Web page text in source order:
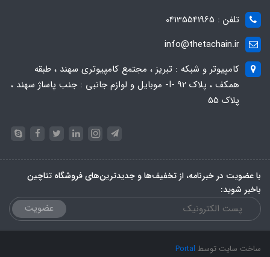
تلفن : 04135541965
info@thetachain.ir
کامپیوتر و شبکه : تبریز ، مجتمع کامپیوتری سهند ، طبقه
همکف ، پلاک 92 -I- موبایل و لوازم جانبی : جنب پاساژ سهند ،
پلاک 55
با عضویت در خبرنامه، از تخفیف‌ها و جدیدترین‌های فروشگاه تتاچین
باخبر شوید:
عضویت
ساخت سایت توسط Portal